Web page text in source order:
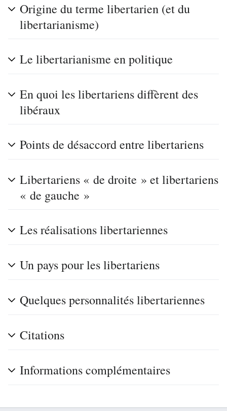
Origine du terme libertarien (et du
libertarianisme)
Le libertarianisme en politique
En quoi les libertariens diffèrent des
libéraux
Points de désaccord entre libertariens
Libertariens « de droite » et libertariens
« de gauche »
Les réalisations libertariennes
Un pays pour les libertariens
Quelques personnalités libertariennes
Citations
Informations complémentaires